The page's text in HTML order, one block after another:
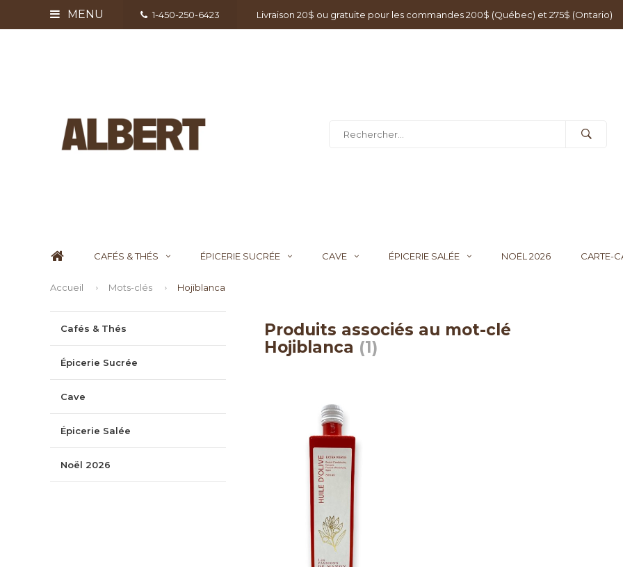
MENU 1-450-250-6423 Livraison 20$ ou gratuite pour les commandes 200$ (Québec) et 275$ (Ontario)
CAFÉS & THÉS ÉPICERIE SUCRÉE CAVE ÉPICERIE SALÉE NOËL 2026 CARTE-
Accueil Mots-clés Hojiblanca
Cafés & Thés
Épicerie Sucrée
Cave
Épicerie Salée
Noël 2026
Produits associés au mot-clé
Hojiblanca (1)